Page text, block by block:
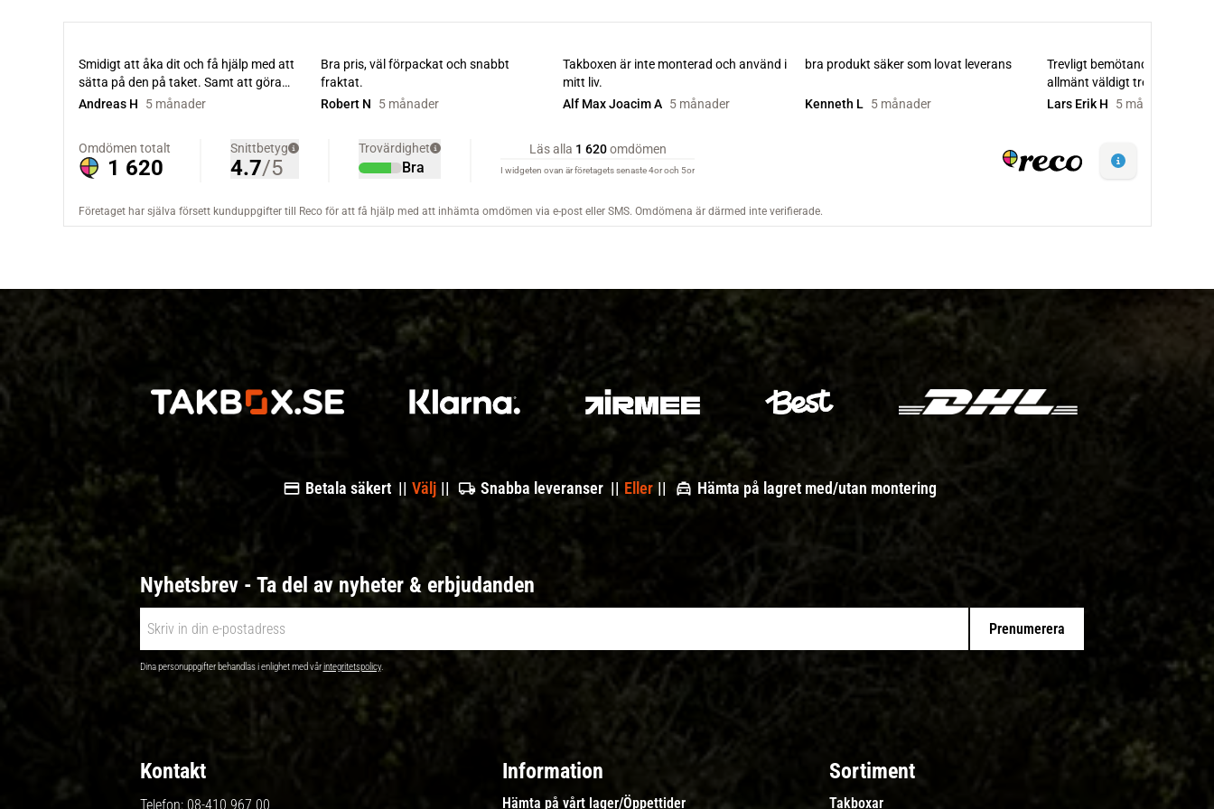
Betala säkert || Välj || Snabba leveranser || Eller || Hämta på lagret med/utan montering
Nyhetsbrev - Ta del av nyheter & erbjudanden
Prenumerera
Dina personuppgifter behandlas i enlighet med vårintegritetspolicy.
Kontakt
Telefon: 08-410 967 00
Information
Hämta på vårt lager/Öppettider
Sortiment
Takboxar